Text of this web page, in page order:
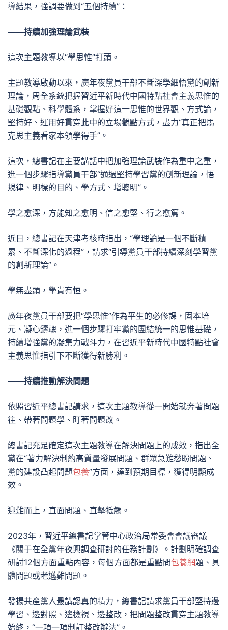
導結果，強調要做到“五個持續”：
——持續加強理論武裝
這次主題教導以“學思惟”打頭。
主題教導啟動以來，廣年夜黨員干部不斷深學細悟黨的創新
理論，周全系統把握習近平新時代中國特點社會主義思惟的
基礎觀點、科學體系，掌握好這一思惟的世界觀、方式論，
堅持好、運用好貫穿此中的立場觀點方式，盡力“真正把馬
克思主義看家本領學得手”。
這次，總書記在主要講話中把加強理論武裝作為重中之重，
進一個步驟指導黨員干部“通過堅持學習黨的創新理論，悟
規律、明標的目的、學方式、增聰明”。
學之愈深，方能知之愈明、信之愈堅、行之愈篤。
近日，總書記在天津考核時指出，“學理論是一個不斷積
累、不斷深化的過程”，請求“引導黨員干部持續深刻學習黨
的創新理論”。
學無盡頭，學貴有恒。
廣年夜黨員干部要把“學思惟”作為平生的必修課，固本培
元、凝心鑄魂，進一個步驟打牢黨的團結統一的思惟基礎，
持續增強黨的凝集力戰斗力，在習近平新時代中國特點社會
主義思惟指引下不斷獲得新勝利。
——持續推動解決問題
依照習近平總書記請求，這次主題教導從一開始就奔著問題
往、帶著問題學、盯著問題改。
總書記充足確定這次主題教導在解決問題上的成效，指出全
黨在“著力解決制約高質量發展問題、群眾急難愁盼問題、
黨的建設凸起問題包養”方面，達到預期目標，獲得明顯成
效。
迎難而上，直面問題、直擊牴觸。
2023年，習近平總書記掌管中心政治局常委會會議審議
《關于在全黨年夜興調查研討的任務計劃》。計劃明確調查
研討12個方面重點內容，每個方面都是重點問包養網題、具
體問題或老邁難問題。
發揚共產黨人最講認真的精力，總書記請求黨員干部堅持邊
學習、邊對照、邊檢視、邊整改，把問題整改貫穿主題教導
始終，“一項一項制訂整改辦法”。